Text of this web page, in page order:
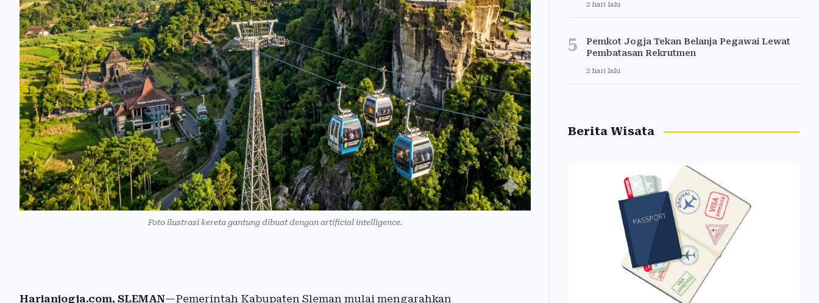
Foto ilustrasi kereta gantung dibuat dengan artificial intelligence.
Harianjogja.com, SLEMAN—Pemerintah Kabupaten Sleman mulai mengarahkan
2 hari lalu
5
Pemkot Jogja Tekan Belanja Pegawai Lewat
Pembatasan Rekrutmen
2 hari lalu
Berita Wisata